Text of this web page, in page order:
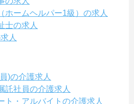
ホームヘルパー1級）の求人
士の求人
人
)の介護求人
託社員の介護求人
ト・アルバイトの介護求人